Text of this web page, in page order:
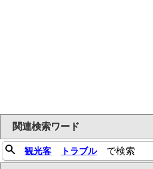
関連検索ワード
観光客 トラブルで検索